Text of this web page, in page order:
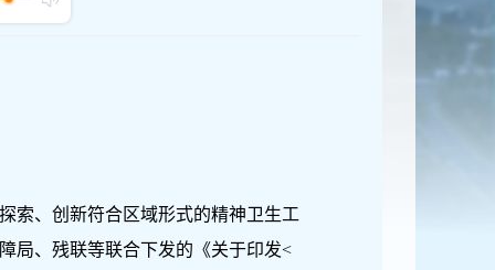
索、创新符合区域形式的精神卫生工
局、残联等联合下发的《关于印发<